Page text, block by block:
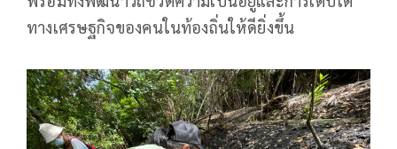
ทางเศรษฐกิจของคนในท้องถิ่นให้ดียิ่งขึ้น